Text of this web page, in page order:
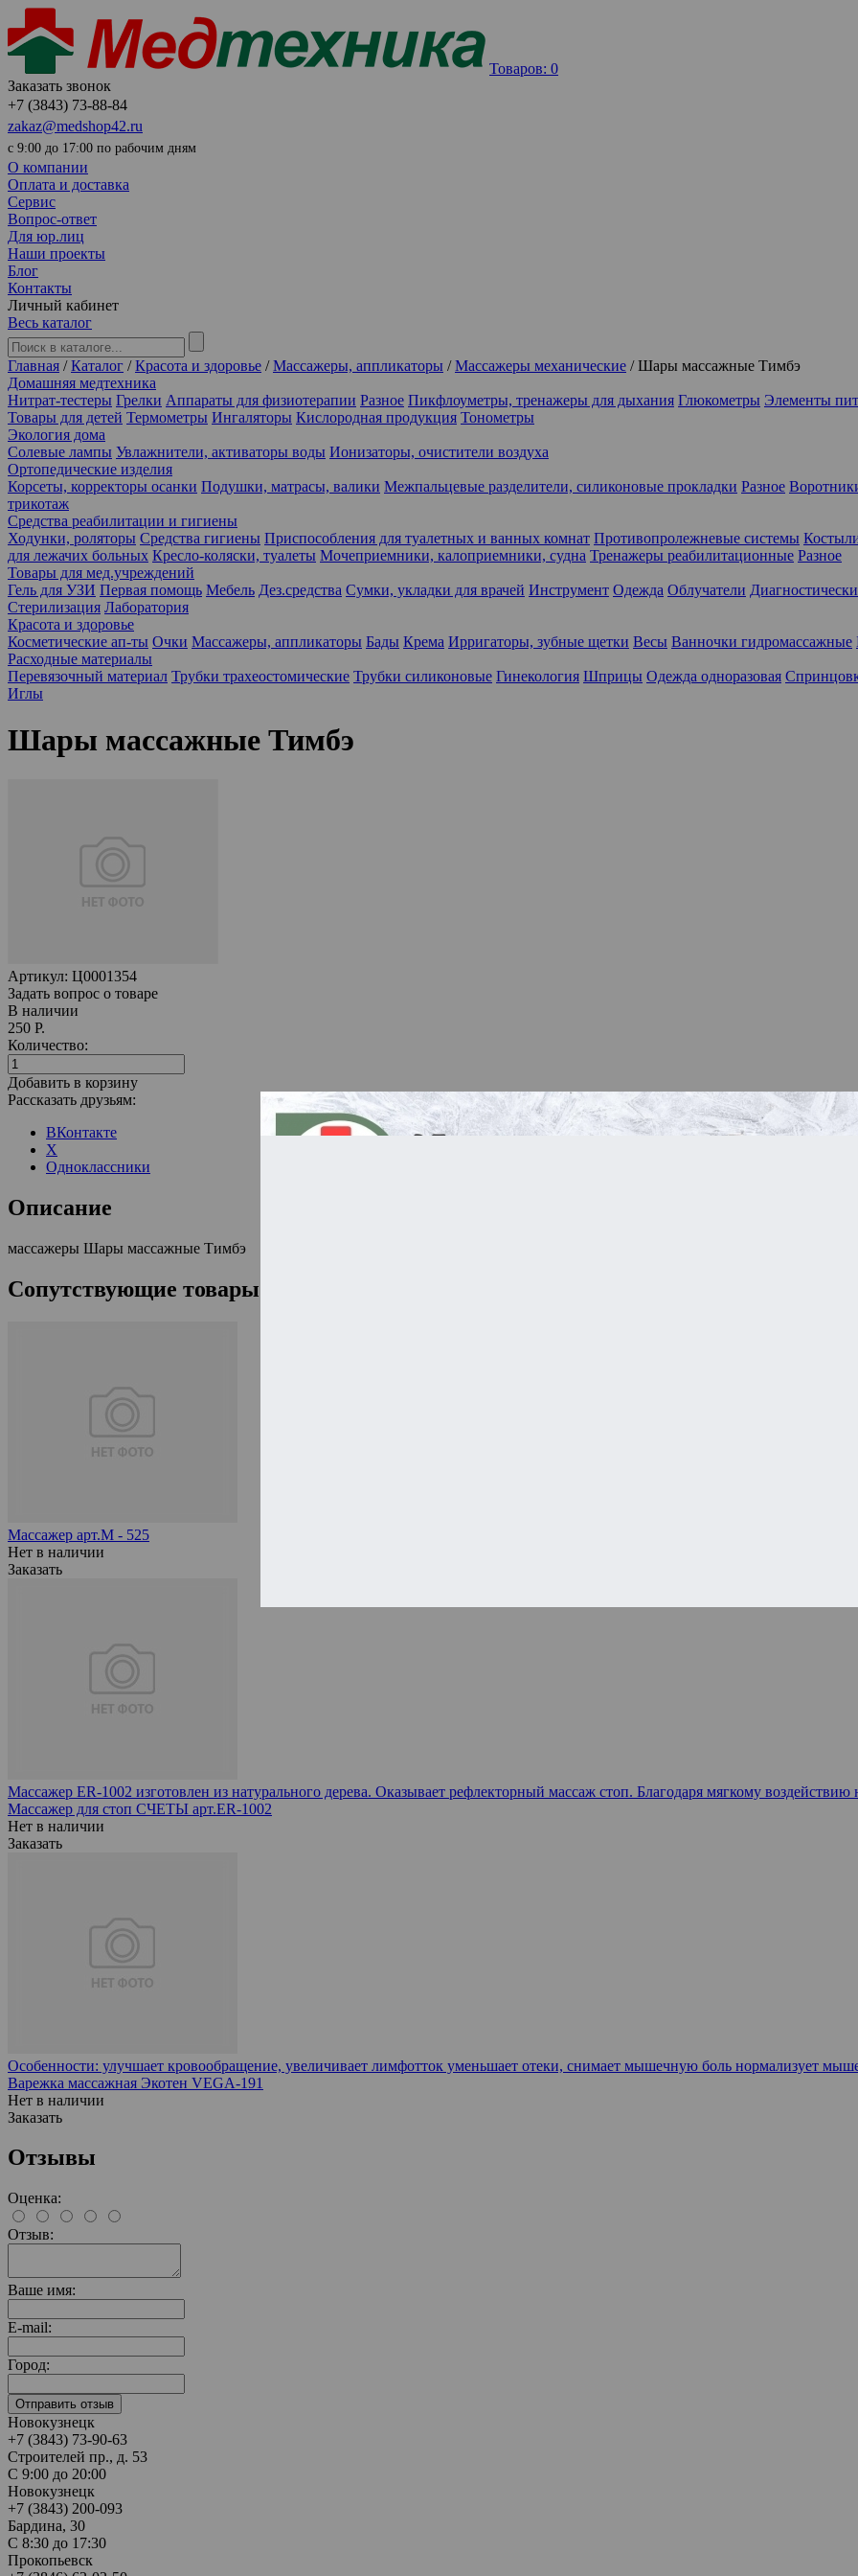
Товаров: 0
Заказать звонок
+7 (3843) 73-88-84
zakaz@medshop42.ru
с 9:00 до 17:00 по рабочим дням
О компании
Оплата и доставка
Сервис
Вопрос-ответ
Для юр.лиц
Наши проекты
Блог
Контакты
Личный кабинет
Весь каталог
Главная /Каталог /Красота и здоровье /Массажеры, аппликаторы /Массажеры механические /Шары массажные Тимбэ
Домашняя медтехника
Нитрат-тестеры Грелки Аппараты для физиотерапии Разное Пикфлоуметры, тренажеры для дыхания Глюкометры Элементы
Товары для детей Термометры Ингаляторы Кислородная продукция Тонометры
Экология дома
Солевые лампы Увлажнители, активаторы воды Ионизаторы, очистители воздуха
Ортопедические изделия
Корсеты, корректоры осанки Подушки, матрасы, валики Межпальцевые разделители, силиконовые прокладки Разное
трикотаж
Средства реабилитации и гигиены
Ходунки, роляторы Средства гигиены Приспособления для туалетных и ванных комнат Противопролежневые системы
для лежачих больных Кресло-коляски, туалеты Мочеприемники, калоприемники, судна Тренажеры реабилитационные Разное
Товары для мед.учреждений
Гель для УЗИ Первая помощь Мебель Дез.средства Сумки, укладки для врачей Инструмент Одежда Облучатели
Стерилизация Лаборатория
Красота и здоровье
Косметические ап-ты Очки Массажеры, аппликаторы Бады Крема Ирригаторы, зубные щетки Весы Ванночки гидромассажные
Расходные материалы
Перевязочный материал Трубки трахеостомические Трубки силиконовые Гинекология Шприцы Одежда одноразовая
Иглы
Шары массажные Тимбэ
Артикул: Ц0001354
Задать вопрос о товаре
В наличии
250 Р.
Количество:
Добавить в корзину
Рассказать друзьям:
ВКонтакте
X
Одноклассники
Описание
массажеры Шары массажные Тимбэ
Сопутствующие товары
Массажер арт.М - 525
Нет в наличии
Заказать
Массажер ER-1002 изготовлен из натурального дерева. Оказывает рефлекторный массаж стоп. Благодаря мягкому воздействию
Массажер для стоп СЧЕТЫ арт.ЕR-1002
Нет в наличии
Заказать
Особенности: улучшает кровообращение, увеличивает лимфотток уменьшает отеки, снимает мышечную боль нормализует
Варежка массажная Экотен VEGA-191
Нет в наличии
Заказать
Отзывы
Оценка:
Отзыв:
Ваше имя:
E-mail:
Город:
Новокузнецк
+7 (3843) 73-90-63
Строителей пр., д. 53
С 9:00 до 20:00
Новокузнецк
+7 (3843) 200-093
Бардина, 30
С 8:30 до 17:30
Прокопьевск